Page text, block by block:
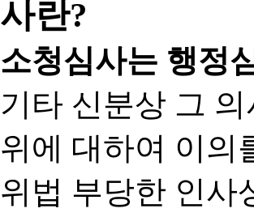
소청심사는 행정
기타 신분상 그
위에 대하여 이의
위법 부당한 인사